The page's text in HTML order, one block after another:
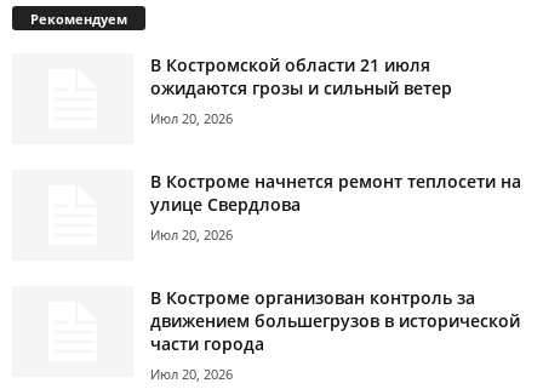
Рекомендуем
В Костромской области 21 июля
ожидаются грозы и сильный ветер
Июл 20, 2026
В Костроме начнется ремонт теплосети на
улице Свердлова
Июл 20, 2026
В Костроме организован контроль за
движением большегрузов в исторической
части города
Июл 20, 2026